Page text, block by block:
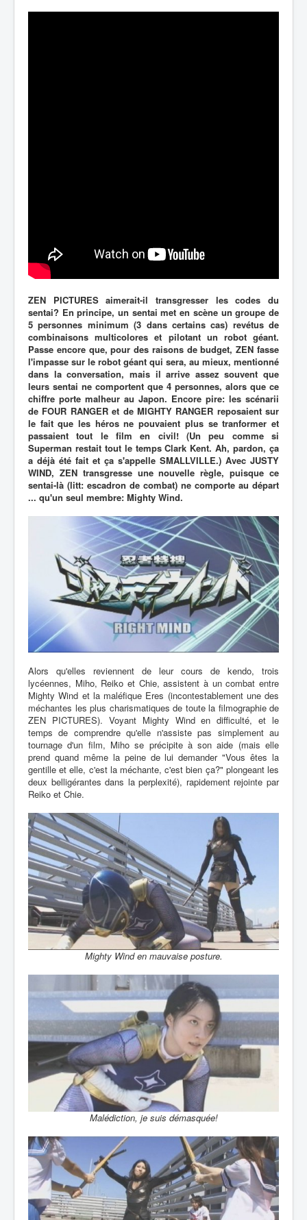
ZEN PICTURES aimerait-il transgresser les codes du
sentai? En principe, un sentai met en scène un groupe de
5 personnes minimum (3 dans certains cas) revétus de
combinaisons multicolores et pilotant un robot géant.
Passe encore que, pour des raisons de budget, ZEN fasse
l'impasse sur le robot géant qui sera, au mieux, mentionné
dans la conversation, mais il arrive assez souvent que
leurs sentai ne comportent que 4 personnes, alors que ce
chiffre porte malheur au Japon. Encore pire: les scénarii
de FOUR RANGER et de MIGHTY RANGER reposaient sur
le fait que les héros ne pouvaient plus se tranformer et
passaient tout le film en civil! (Un peu comme si
Superman restait tout le temps Clark Kent. Ah, pardon, ça
a déjà été fait et ça s'appelle SMALLVILLE.) Avec JUSTY
WIND, ZEN transgresse une nouvelle règle, puisque ce
sentai-là (litt: escadron de combat) ne comporte au départ
... qu'un seul membre: Mighty Wind.
Alors qu'elles reviennent de leur cours de kendo, trois
lycéennes, Miho, Reiko et Chie, assistent à un combat entre
Mighty Wind et la maléfique Eres (incontestablement une des
méchantes les plus charismatiques de toute la filmographie de
ZEN PICTURES). Voyant Mighty Wind en difficulté, et le
temps de comprendre qu'elle n'assiste pas simplement au
tournage d'un film, Miho se précipite à son aide (mais elle
prend quand même la peine de lui demander "Vous êtes la
gentille et elle, c'est la méchante, c'est bien ça?" plongeant les
deux belligérantes dans la perplexité), rapidement rejointe par
Reiko et Chie.
Mighty Wind en mauvaise posture.
Malédiction, je suis démasquée!